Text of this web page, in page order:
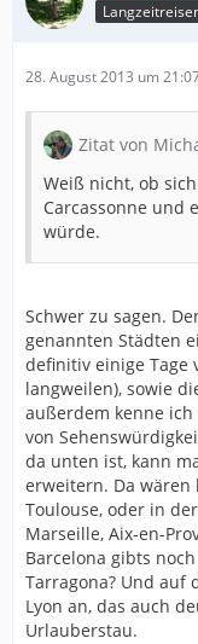
28. August 2013 um
Zitat von
Weiß nicht, ob
Carcassonne und
würde.
Schwer zu sagen.
genannten Städten
definitiv einige Tage
langweilen), sowie
außerdem kenne
von
da unten ist, kann
erweitern. Da wären
Toulouse, oder in
Marseille, Aix-en-
Barcelona gibts
Tarragona? Und auf
Lyon an, das auch
Urlauberstau.